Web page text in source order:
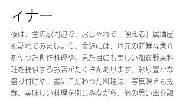
ィナー
夜は、金沢駅周辺で、おしゃれで「映える」居酒屋
を訪れてみましょう。金沢には、地元の新鮮な魚介
を使った創作料理や、見た目にも美しい加賀野菜料
理を提供するお店がたくさんあります。彩り豊かな
盛り付けや、器にこだわった料理は、写真映えも抜
群。美味しい料理を楽しみながら、旅の思い出を語